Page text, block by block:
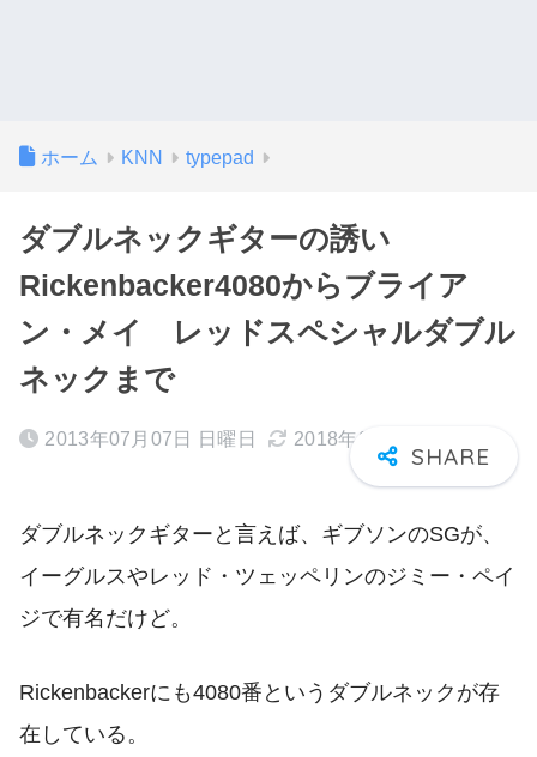
ホーム KNN typepad
ダブルネックギターの誘い
Rickenbacker4080からブライア
ン・メイ レッドスペシャルダブル
ネックまで
2013年07月07日 日曜日 2018年02月14日 水曜日
ダブルネックギターと言えば、ギブソンのSGが、
イーグルスやレッド・ツェッペリンのジミー・ペイ
ジで有名だけど。
Rickenbackerにも4080番というダブルネックが存
在している。